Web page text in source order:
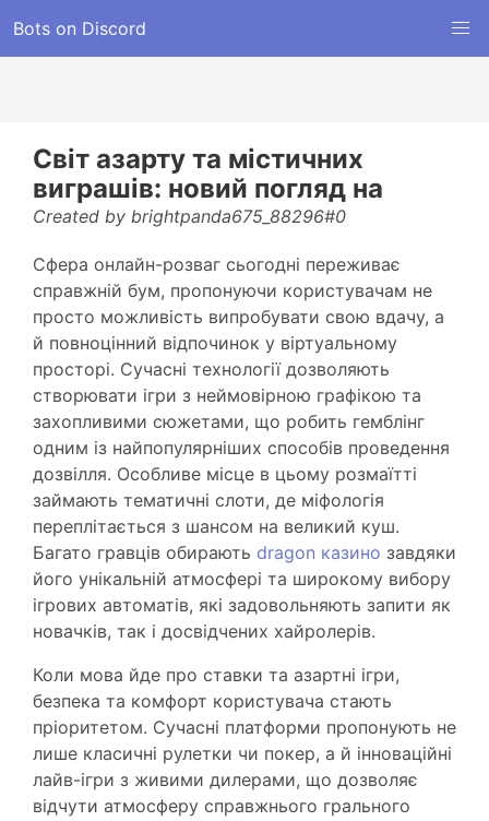
Bots on Discord
Світ азарту та містичних
виграшів: новий погляд на
Created by brightpanda675_88296#0
Сфера онлайн-розваг сьогодні переживає
справжній бум, пропонуючи користувачам не
просто можливість випробувати свою вдачу, а
й повноцінний відпочинок у віртуальному
просторі. Сучасні технології дозволяють
створювати ігри з неймовірною графікою та
захопливими сюжетами, що робить гемблінг
одним із найпопулярніших способів проведення
дозвілля. Особливе місце в цьому розмаїтті
займають тематичні слоти, де міфологія
переплітається з шансом на великий куш.
Багато гравців обирають dragon казино завдяки
його унікальній атмосфері та широкому вибору
ігрових автоматів, які задовольняють запити як
новачків, так і досвідчених хайролерів.
Коли мова йде про ставки та азартні ігри,
безпека та комфорт користувача стають
пріоритетом. Сучасні платформи пропонують не
лише класичні рулетки чи покер, а й інноваційні
лайв-ігри з живими дилерами, що дозволяє
відчути атмосферу справжнього грального